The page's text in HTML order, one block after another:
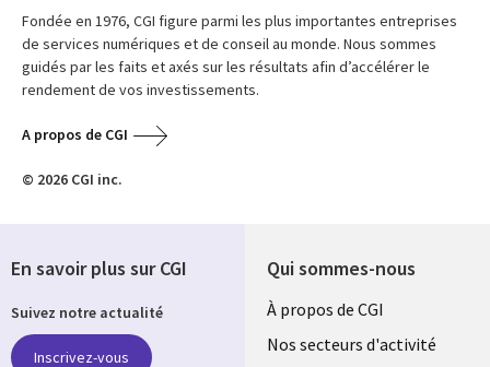
Fondée en 1976, CGI figure parmi les plus importantes entreprises
de services numériques et de conseil au monde. Nous sommes
guidés par les faits et axés sur les résultats afin d’accélérer le
rendement de vos investissements.
A propos de CGI
© 2026 CGI inc.
Qui sommes-nous
Useful
links
À propos de CGI
Nos secteurs d'activité
En savoir plus sur CGI
Suivez notre actualité
Inscrivez-vous